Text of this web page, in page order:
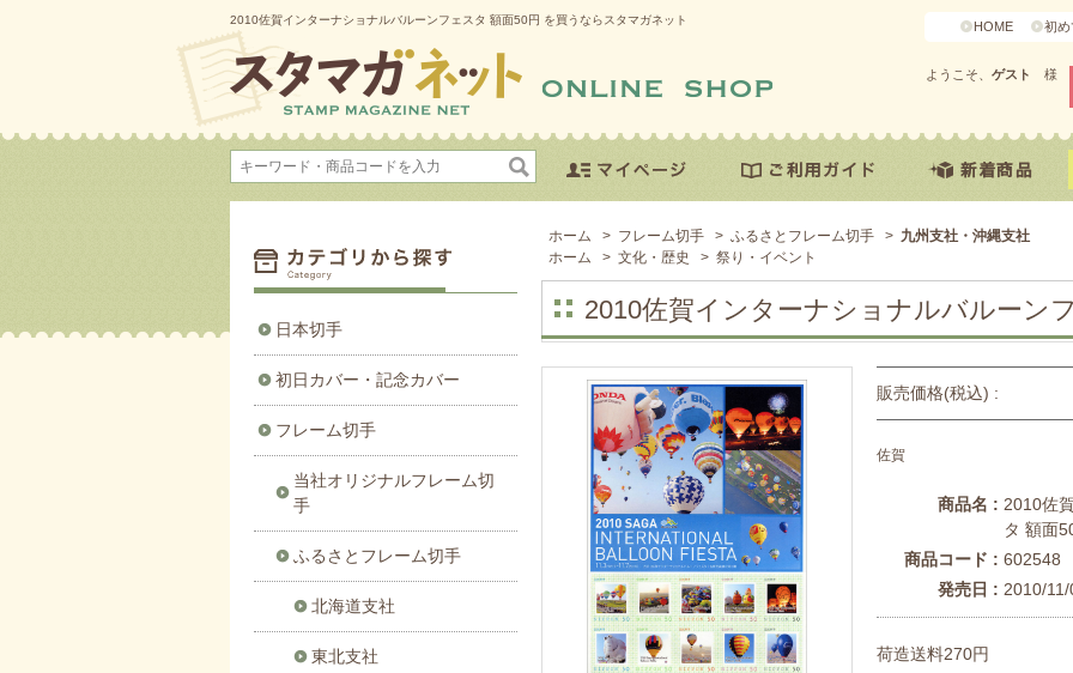
2010佐賀インターナショナルバルーンフェスタ 額面50円 を買うならスタマガネット HOME 初め
ようこそ、 ゲスト 様
ホーム > フレーム切手 > ふるさとフレーム切手 > 九州支社・沖縄支社
ホーム
> 文化・歴史 > 祭り・イベント
2010佐賀インターナショナルバルーン
販売価格(税込) :
佐賀
商品名 : 2010佐
タ 額面
商品コード : 602548
発売日 : 2010/
荷造送料270円
日本切手
初日カバー・記念カバー
フレーム切手
当社オリジナルフレーム切
手
ふるさとフレーム切手
北海道支社
東北支社